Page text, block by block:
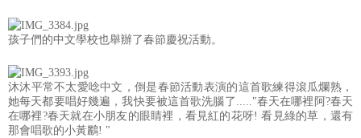
孩子們的中文學校也舉辦了春節慶祝活動。
沐沐平常不太愛唸中文，倒是春節活動表演的這首歌練得滾瓜爛熟，
她每天都要唱好幾遍，我快要被這首歌洗腦了....."春天在哪裡阿?春天
在哪裡?春天就在小朋友的眼睛裡，看見紅的花呀! 看見綠的草，還有
那會唱歌的小黃鸝! "